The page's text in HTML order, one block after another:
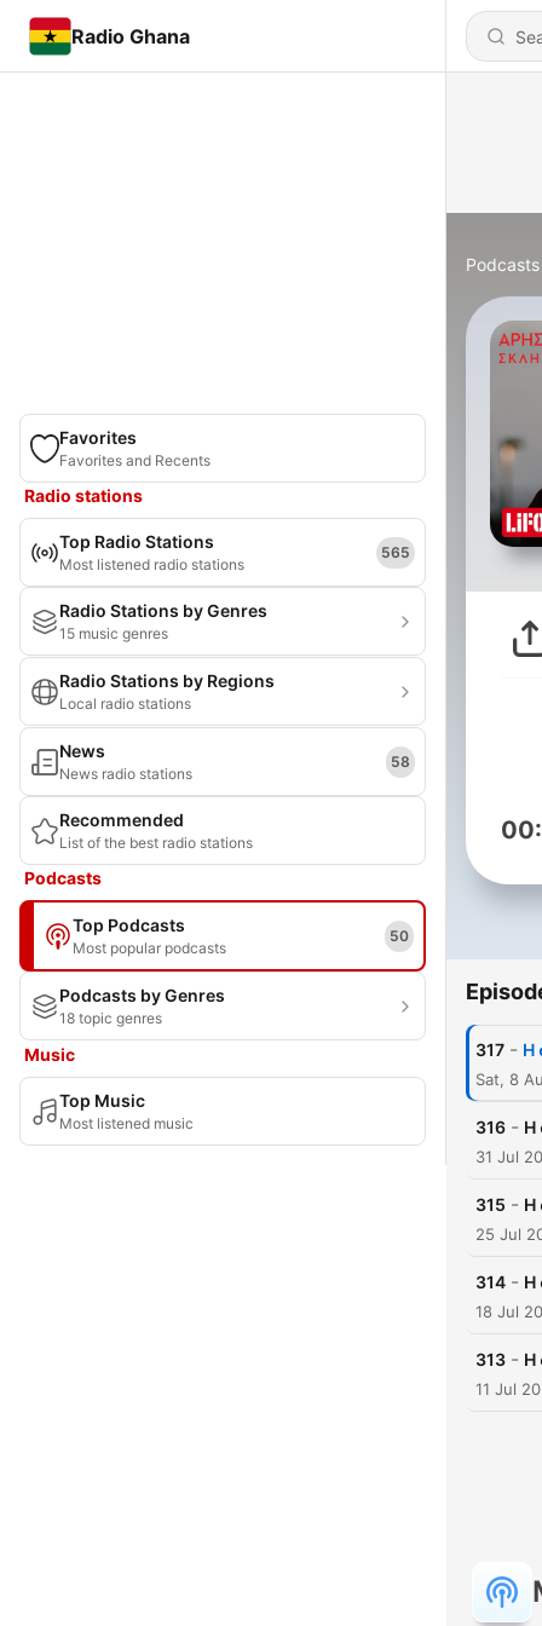
Radio Ghana
Favorites
Favorites and Recents
Radio stations
Top Radio Stations
Most listened radio stations
565
Radio Stations by Genres
15 music genres
Radio Stations by Regions
Local radio stations
News
News radio stations
58
Recommended
List of the best radio stations
Podcasts
Top Podcasts
Most popular podcasts
50
Podcasts by Genres
18 topic genres
Music
Top Music
Most listened music
Podcasts
317 - H
Sat, 8
316 - H
31 Jul
315 - Η
25 Jul
314 - Η
18 Jul
313 - Η
11 Jul